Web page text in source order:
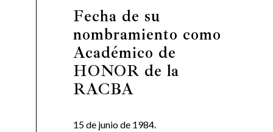
Fecha de su
nombramiento como
Académico de
HONOR de la
RACBA
15 de junio de 1984.